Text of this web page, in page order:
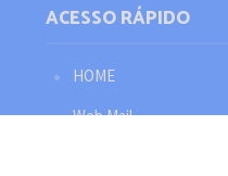
ACESSO RÁPIDO
HOME
Web Mail